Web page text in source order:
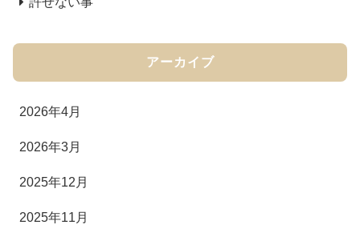
アーカイブ
2026年4月
2026年3月
2025年12月
2025年11月